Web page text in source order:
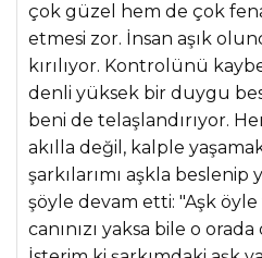
çok güzel hem de çok
etmesi zor. İnsan aşık
kırılıyor. Kontrolünü
denli yüksek bir duygu
beni de telaşlandırıyor.
akılla değil, kalple
şarkılarımı aşkla beslenip
şöyle devam etti: "Aşk
canınızı yaksa bile o